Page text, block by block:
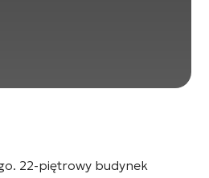
22-piętrowy budynek